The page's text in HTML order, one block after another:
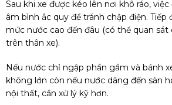
Sau khi xe được kéo lên nơi khô ráo,
âm bình ắc quy để tránh chập điện. Tiếp
mức nước cao đến đâu (có thể quan sát
trên thân xe).
Nếu nước chỉ ngập phần gầm và bánh
không lớn còn nếu nước dâng đến sàn
nội thất, cần xử lý kỹ hơn.